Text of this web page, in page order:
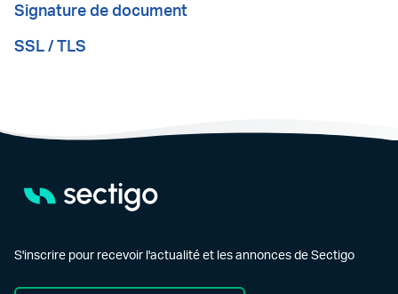
Signature de document
SSL / TLS
S'inscrire pour recevoir l'actualité et les annonces de Sectigo